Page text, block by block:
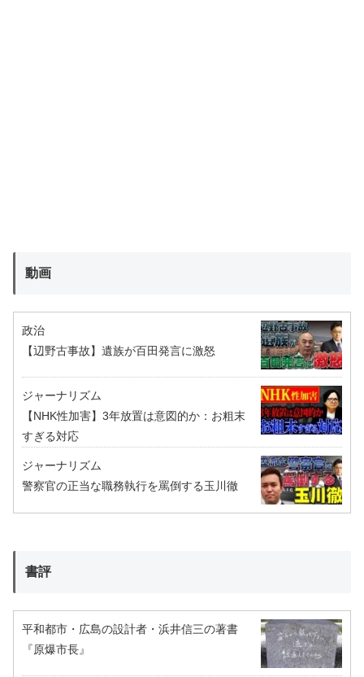
動画
政治
【辺野古事故】遺族が百田発言に激怒
ジャーナリズム
【NHK性加害】3年放置は意図的か：お粗末
すぎる対応
ジャーナリズム
警察官の正当な職務執行を罵倒する玉川徹
書評
平和都市・広島の設計者・浜井信三の著書
『原爆市長』